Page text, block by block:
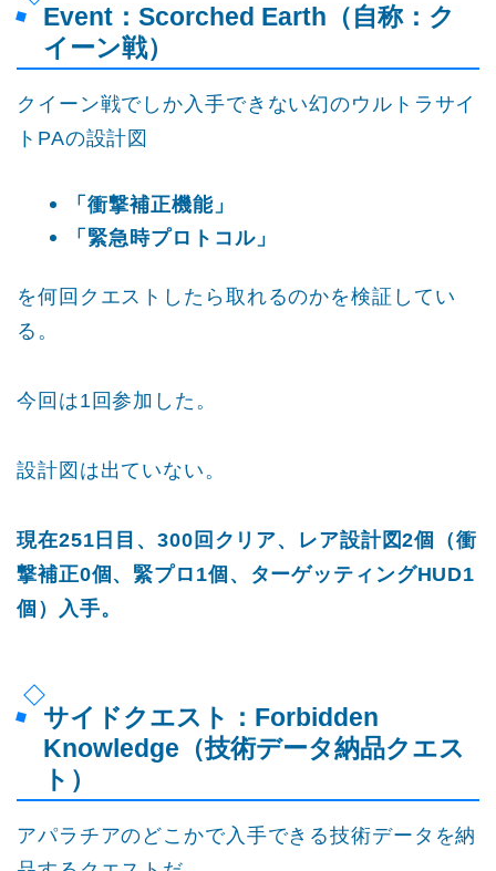
Event：Scorched Earth（自称：ク
イーン戦）
クイーン戦でしか入手できない幻のウルトラサイ
トPAの設計図
「衝撃補正機能」
「緊急時プロトコル」
を何回クエストしたら取れるのかを検証してい
る。
今回は1回参加した。
設計図は出ていない。
現在251日目、300回クリア、レア設計図2個（衝
撃補正0個、緊プロ1個、ターゲッティングHUD1
個）入手。
サイドクエスト：Forbidden
Knowledge（技術データ納品クエス
ト）
アパラチアのどこかで入手できる技術データを納